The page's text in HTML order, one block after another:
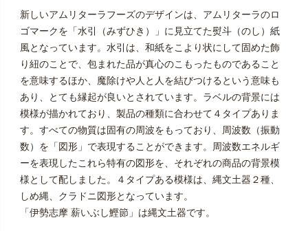
新しいアムリターラフーズのデザインは、アムリターラのロ
ゴマークを「水引（みずひき）」に見立てた熨斗（のし）紙
風となっています。水引は、和紙をこより状にして固めた飾
り紐のことで、包まれた品が真心のこもったものであること
を意味するほか、魔除けや人と人を結びつけるという意味も
あり、とても縁起が良いとされています。ラベルの背景には
模様が描かれており、製品の種類に合わせて４タイプありま
す。すべての物質は固有の周波をもっており、周波数（振動
数）を「図形」で表現することができます。周波数エネルギ
ーを表現したこれら特有の図形を、それぞれの商品の背景模
様として配しました。４タイプある模様は、縄文土器２種、
しめ縄、クラドニ図形となっています。
「伊勢志摩 薪いぶし鰹節」は縄文土器です。